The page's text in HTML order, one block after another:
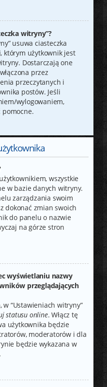
witryny”?
usuwa ciasteczka
którym użytkownik jest
Dostarczają one
przez
przeczytanych i
postów. Jeśli
wylogowaniem,
pomocne.
wszystkie
w bazie danych witryny.
zarządzania swoim
dokonać zmian swoich
do panelu o nazwie
na górze stron
wyświetlaniu nazwy
przeglądających
“Ustawieniach witryny”
statusu online. Włącz tę
użytkownika będzie
moderatorów i dla
będzie wykazana w